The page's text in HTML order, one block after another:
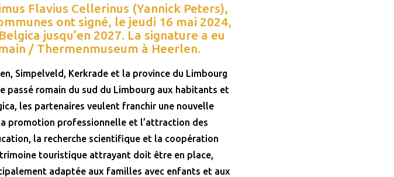
Flavius Cellerinus (Yannick Peters),
ont signé, le jeudi 16 mai 2024,
jusqu’en 2027. La signature a eu
/ Thermenmuseum à Heerlen.
Simpelveld, Kerkrade et la province du Limbourg
passé romain du sud du Limbourg aux habitants et
les partenaires veulent franchir une nouvelle
promotion professionnelle et l’attraction des
la recherche scientifique et la coopération
touristique attrayant doit être en place,
adaptée aux familles avec enfants et aux